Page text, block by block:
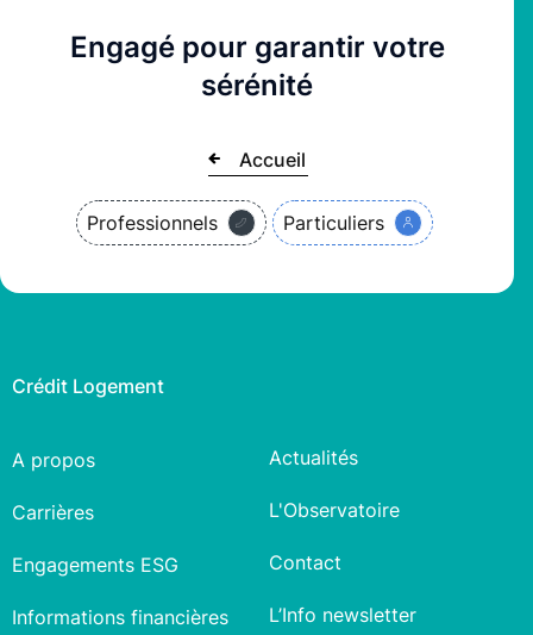
Engagé pour garantir votre
sérénité
Accueil
Professionnels Particuliers
Crédit Logement
A propos
Carrières
Engagements ESG
Informations financières
Actualités
L'Observatoire
Contact
L’Info newsletter